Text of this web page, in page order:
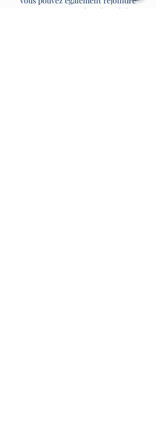
ce programme via l'appli mobile.